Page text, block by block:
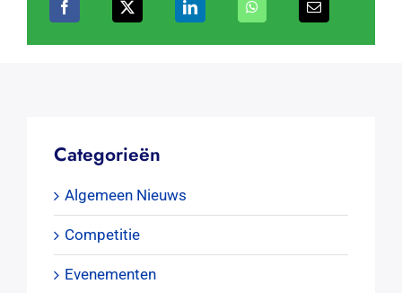
Categorieën
Algemeen Nieuws
Competitie
Evenementen